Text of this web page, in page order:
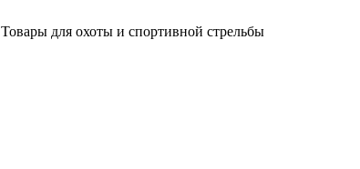
Товары для охоты и спортивной стрельбы